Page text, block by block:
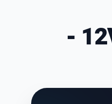
כיסוי מושב מחומם לרכב 12V -